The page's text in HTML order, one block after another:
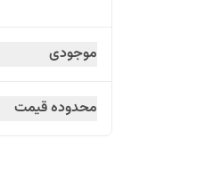
موجودی
محدوده قیمت